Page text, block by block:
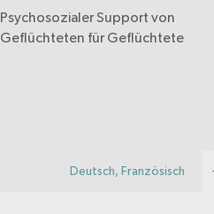
Psychosozialer Support von
Geflüchteten für Geflüchtete
Deutsch, Französisch